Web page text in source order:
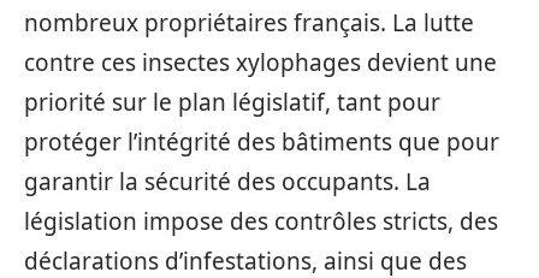
nombreux propriétaires français. La lutte
contre ces insectes xylophages devient une
priorité sur le plan législatif, tant pour
protéger l’intégrité des bâtiments que pour
garantir la sécurité des occupants. La
législation impose des contrôles stricts, des
déclarations d’infestations, ainsi que des